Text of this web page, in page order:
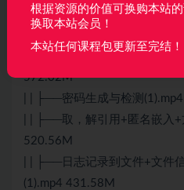
| ├──23 【录播】Go语言面
| | ├──结构体嵌入+指针嵌入+
572.02M
| | ├──密码生成与检测
| | ├──取，解引用+匿名嵌入
520.56M
| | ├──日志记录到文件+文件
(1).mp4 431.58M
根据资源的价值可换购本站
换取本站会员！
本站任何课程包更新至完结！